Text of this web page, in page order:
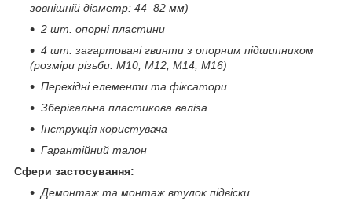
зовнішній діаметр: 44–82 мм)
2 шт. опорні пластини
4 шт. загартовані гвинти з опорним підшипником
(розміри різьби: M10, M12, M14, M16)
Перехідні елементи та фіксатори
Зберігальна пластикова валіза
Інструкція користувача
Гарантійний талон
Сфери застосування:
Демонтаж та монтаж втулок підвіски